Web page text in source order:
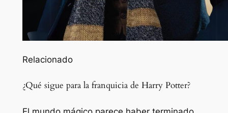
Relacionado
¿Qué sigue para la franquicia de Harry Potter?